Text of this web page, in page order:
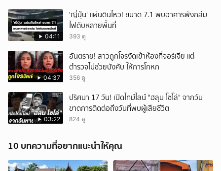
04:11
'ญี่ปุ่น' แผ่นดินไหว! ขนาด 7.1 พบอาคารพังถล่ม
ไฟดับหลายพื้นที่
393 ดู
04:37
อันตราย! สาวถูกโจรงัดเข้าห้องที่จอร์เจีย แต่
ตำรวจไม่ช่วยบังคับ ให้การโกหก
356 ดู
03:22
ปริศนา 17 วัน! เปิดไทม์ไลน์ "ฮลุน โซโล่" จากวัน
ขาดการติดต่อถึงวันที่พบผู้เสียชีวิต
824 ดู
10 บทความที่อยากแนะนำให้คุณ